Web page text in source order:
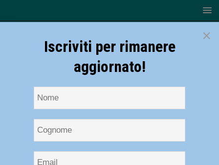
×
Iscriviti per rimanere
aggiornato!